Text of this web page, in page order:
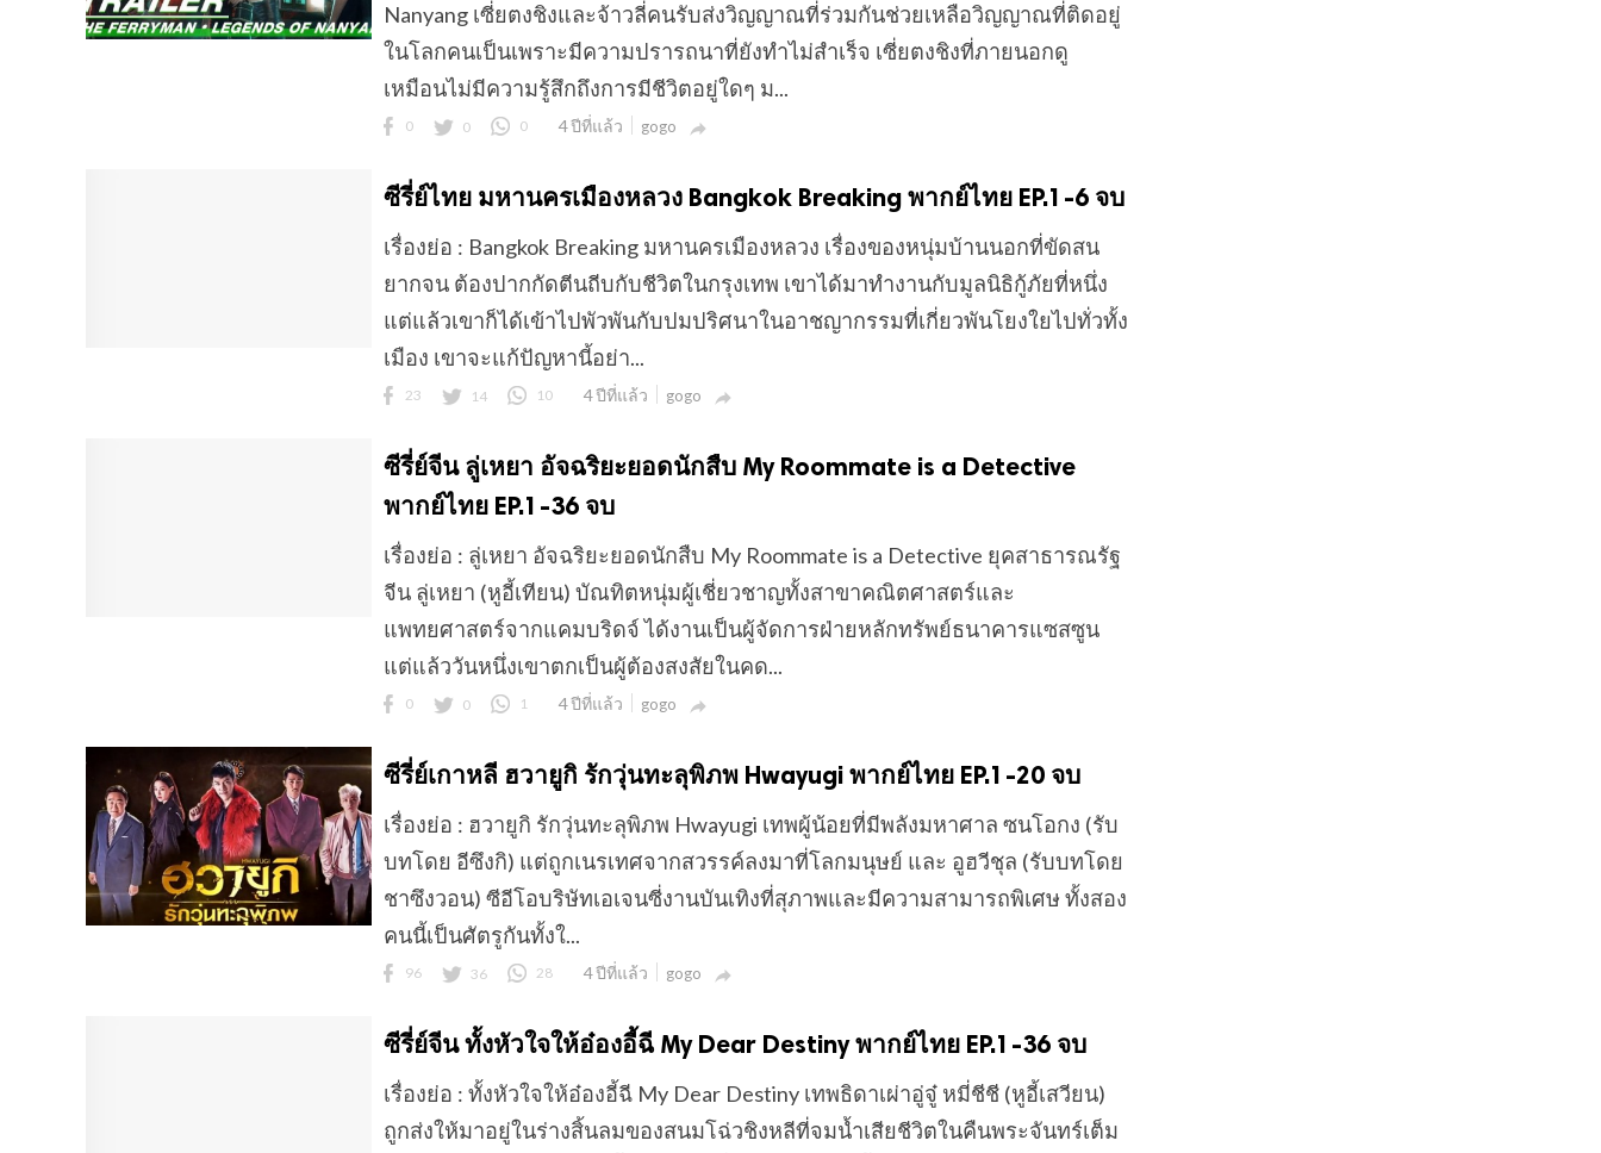
Nanyang เซี่ยตงชิงและจ้าวลี่คนรับส่งวิญญาณที่ร่วมกันช่วยเหลือวิญญาณที่ติดอยู่
ในโลกคนเป็นเพราะมีความปรารถนาที่ยังทำไม่สำเร็จ เซี่ยตงชิงที่ภายนอกดู
เหมือนไม่มีความรู้สึกถึงการมีชีวิตอยู่ใดๆ ม...
0 0 0 4 ปีที่แล้ว gogo 
ซีรี่ย์ไทย มหานครเมืองหลวง Bangkok Breaking พากย์ไทย EP.1-6 จบ
เรื่องย่อ : Bangkok Breaking มหานครเมืองหลวง เรื่องของหนุ่มบ้านนอกที่ขัดสน
ยากจน ต้องปากกัดตีนถีบกับชีวิตในกรุงเทพ เขาได้มาทำงานกับมูลนิธิกู้ภัยที่หนึ่ง
แต่แล้วเขาก็ได้เข้าไปพัวพันกับปมปริศนาในอาชญากรรมที่เกี่ยวพันโยงใยไปทั่วทั้ง
เมือง เขาจะแก้ปัญหานี้อย่า...
23 14 10 4 ปีที่แล้ว gogo 
ซีรี่ย์จีน ลู่เหยา อัจฉริยะยอดนักสืบ My Roommate is a Detective
พากย์ไทย EP.1-36 จบ
เรื่องย่อ : ลู่เหยา อัจฉริยะยอดนักสืบ My Roommate is a Detective ยุคสาธารณรัฐ
จีน ลู่เหยา (หูอี้เทียน) บัณทิตหนุ่มผู้เชี่ยวชาญทั้งสาขาคณิตศาสตร์และ
แพทยศาสตร์จากแคมบริดจ์ ได้งานเป็นผู้จัดการฝ่ายหลักทรัพย์ธนาคารแซสซูน
แต่แล้ววันหนึ่งเขาตกเป็นผู้ต้องสงสัยในคด...
0 0 1 4 ปีที่แล้ว gogo 
ซีรี่ย์เกาหลี ฮวายูกิ รักวุ่นทะลุพิภพ Hwayugi พากย์ไทย EP.1-20 จบ
เรื่องย่อ : ฮวายูกิ รักวุ่นทะลุพิภพ Hwayugi เทพผู้น้อยที่มีพลังมหาศาล ซนโอกง (รับ
บทโดย อีซึงกิ) แต่ถูกเนรเทศจากสวรรค์ลงมาที่โลกมนุษย์ และ อูฮวีชุล (รับบทโดย
ชาซึงวอน) ซีอีโอบริษัทเอเจนซี่งานบันเทิงที่สุภาพและมีความสามารถพิเศษ ทั้งสอง
คนนี้เป็นศัตรูกันทั้งใ...
96 36 28 4 ปีที่แล้ว gogo 
ซีรี่ย์จีน ทั้งหัวใจให้อ๋องอี้ฉี My Dear Destiny พากย์ไทย EP.1-36 จบ
เรื่องย่อ : ทั้งหัวใจให้อ๋องอี้ฉี My Dear Destiny เทพธิดาเผ่าอู่จู๋ หมี่ชีชี (หูอี้เสวียน)
ถูกส่งให้มาอยู่ในร่างสิ้นลมของสนมโฉ่วชิงหลีที่จมน้ำเสียชีวิตในคืนพระจันทร์เต็ม